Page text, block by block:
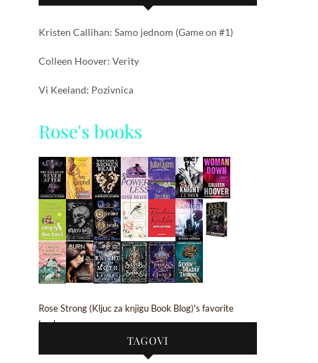
Kristen Callihan: Samo jednom (Game on #1)
Colleen Hoover: Verity
Vi Keeland: Pozivnica
Rose's books
Rose Strong (Kljuc za knjigu Book Blog)'s favorite
books »
TAGOVI